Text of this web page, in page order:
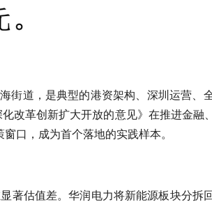
道，是典型的港资架构、深圳运营、
改革创新扩大开放的意见》在推进金融
口，成为首个落地的实践样本。
著估值差。华润电力将新能源板块分拆